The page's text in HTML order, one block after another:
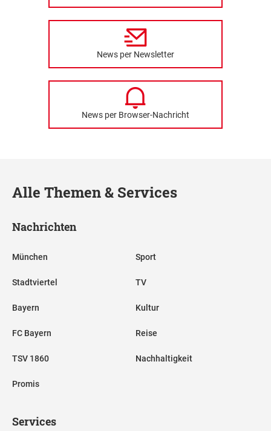
News per Newsletter
News per Browser-Nachricht
Alle Themen & Services
Nachrichten
München
Stadtviertel
Bayern
FC Bayern
TSV 1860
Promis
Sport
TV
Kultur
Reise
Nachhaltigkeit
Services